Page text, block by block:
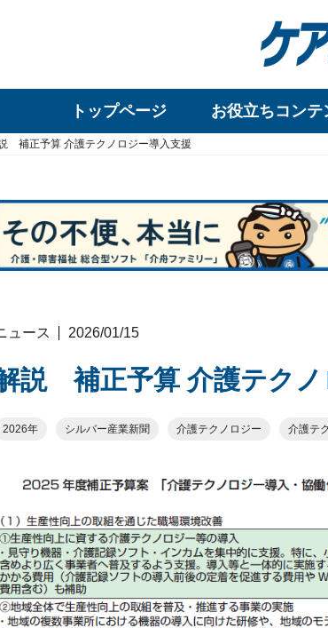
トップページ お役立ちコンテ
補正予算 介護テクノロジー導入支援
ュース 2026/01/15
説 補正予算 介護テクノ
2026年 シルバー産業新聞 介護テクノロジー 介護テ